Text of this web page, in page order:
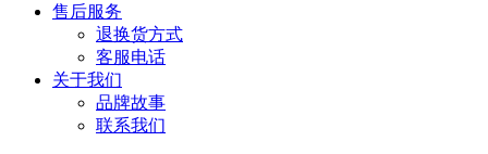
售后服务
退换货方式
客服电话
关于我们
品牌故事
联系我们